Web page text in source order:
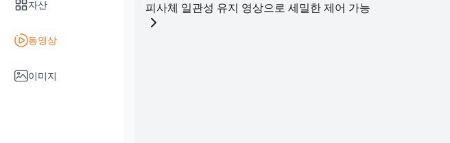
자산
동영상
이미지
피사체 일관성 유지 영상으로 세밀한 제어 가능